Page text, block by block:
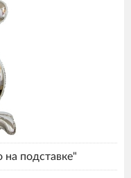
подставке"